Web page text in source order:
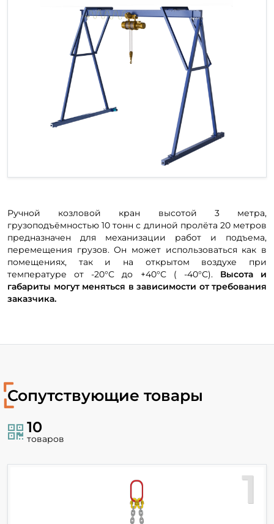
Ручной козловой кран высотой 3 метра,
грузоподъёмностью 10 тонн с длиной пролёта 20 метров
предназначен для механизации работ и подъема,
перемещения грузов. Он может использоваться как в
помещениях, так и на открытом воздухе при
температуре от -20°С до +40°С ( -40°С). Высота и
габариты могут меняться в зависимости от требования
заказчика.
Сопутствующие товары
10
товаров
1